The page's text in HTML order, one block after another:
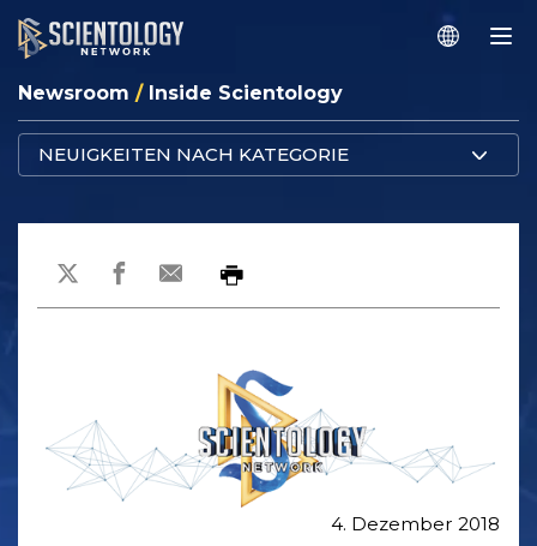
Newsroom / Inside Scientology
NEUIGKEITEN NACH KATEGORIE
4. Dezember 2018